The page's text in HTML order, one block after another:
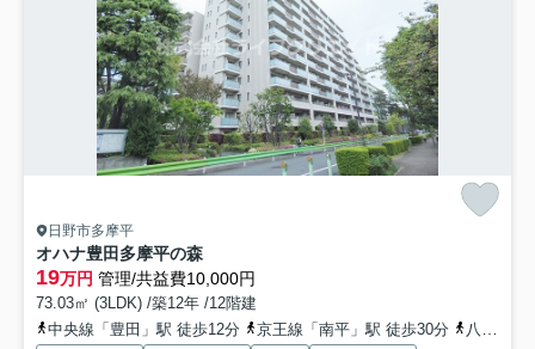
日野市多摩平
オハナ豊田多摩平の森
19万円 管理/共益費10,000円
73.03㎡ (3LDK) /築12年 /12階建
中央線「豊田」駅 徒歩12分
京王線「南平」駅 徒歩30分 八高線「北八王子」駅 徒歩28分